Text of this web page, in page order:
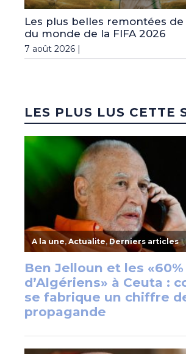
Les plus belles remontées de
du monde de la FIFA 2026
7 août 2026 |
LES PLUS LUS CETTE